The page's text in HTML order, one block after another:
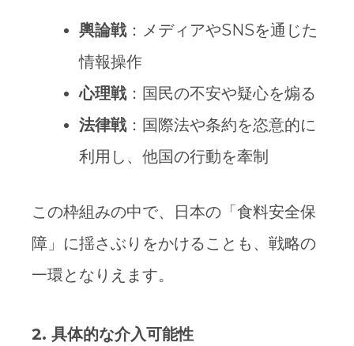
輿論戦：メディアやSNSを通じた
情報操作
心理戦：国民の不安や疑心を煽る
法律戦：国際法や条約を恣意的に
利用し、他国の行動を牽制
この枠組みの中で、日本の「食料安全保
障」に揺さぶりをかけることも、戦略の
一環となりえます。
2. 具体的な介入可能性